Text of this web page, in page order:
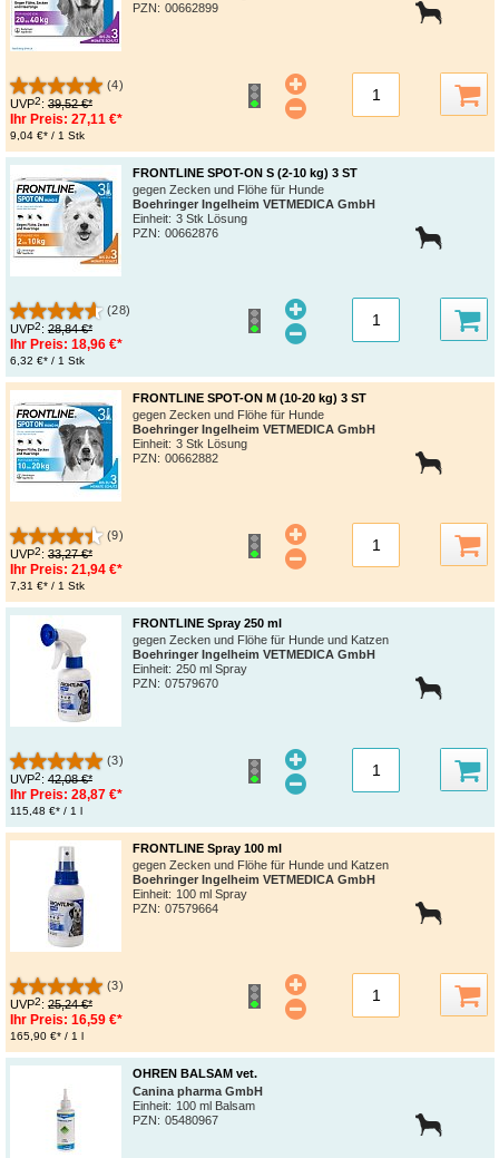
PZN: 00662899
(4)
UVP2: 39,52 €*
Ihr Preis: 27,11 €*
9,04 €* / 1 Stk
FRONTLINE SPOT-ON S (2-10 kg) 3 ST
gegen Zecken und Flöhe für Hunde
Boehringer Ingelheim VETMEDICA GmbH
Einheit: 3 Stk Lösung
PZN: 00662876
(28)
UVP2: 28,84 €*
Ihr Preis: 18,96 €*
6,32 €* / 1 Stk
FRONTLINE SPOT-ON M (10-20 kg) 3 ST
gegen Zecken und Flöhe für Hunde
Boehringer Ingelheim VETMEDICA GmbH
Einheit: 3 Stk Lösung
PZN: 00662882
(9)
UVP2: 33,27 €*
Ihr Preis: 21,94 €*
7,31 €* / 1 Stk
FRONTLINE Spray 250 ml
gegen Zecken und Flöhe für Hunde und Katzen
Boehringer Ingelheim VETMEDICA GmbH
Einheit: 250 ml Spray
PZN: 07579670
(3)
UVP2: 42,08 €*
Ihr Preis: 28,87 €*
115,48 €* / 1 l
FRONTLINE Spray 100 ml
gegen Zecken und Flöhe für Hunde und Katzen
Boehringer Ingelheim VETMEDICA GmbH
Einheit: 100 ml Spray
PZN: 07579664
(3)
UVP2: 25,24 €*
Ihr Preis: 16,59 €*
165,90 €* / 1 l
OHREN BALSAM vet.
Canina pharma GmbH
Einheit: 100 ml Balsam
PZN: 05480967